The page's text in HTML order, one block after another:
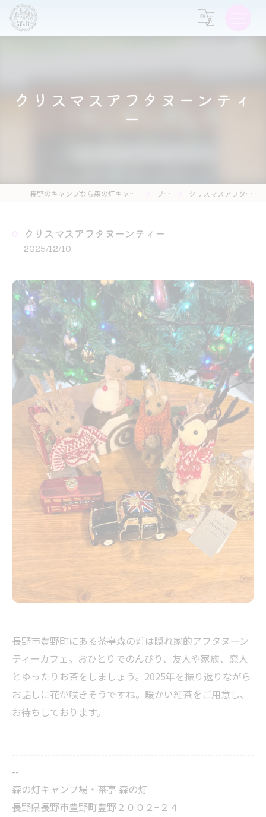
クリスマスアフタヌーンティ
ー
長野のキャンプなら森の灯キャンプ場・茶亭 森の灯 ブログ クリスマスアフタヌーンティー
クリスマスアフタヌーンティー
2025/12/10
長野市豊野町にある茶亭森の灯は隠れ家的アフタヌーン
ティーカフェ。おひとりでのんびり、友人や家族、恋人
とゆったりお茶をしましょう。2025年を振り返りながら
お話しに花が咲きそうですね。暖かい紅茶をご用意し、
お待ちしております。
--------------------------------------------------------------------
--
森の灯キャンプ場・茶亭 森の灯
長野県長野市豊野町豊野２００２−２４